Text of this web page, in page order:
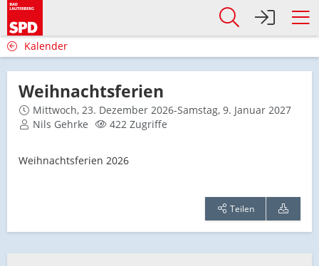
Kalender
Weihnachtsferien
Mittwoch, 23. Dezember 2026-Samstag, 9. Januar 2027
Nils Gehrke
422 Zugriffe
Weihnachtsferien 2026
Teilen